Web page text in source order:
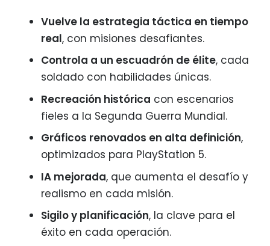
Vuelve la estrategia táctica en tiempo
real, con misiones desafiantes.
Controla a un escuadrón de élite, cada
soldado con habilidades únicas.
Recreación histórica con escenarios
fieles a la Segunda Guerra Mundial.
Gráficos renovados en alta definición,
optimizados para PlayStation 5.
IA mejorada, que aumenta el desafío y
realismo en cada misión.
Sigilo y planificación, la clave para el
éxito en cada operación.